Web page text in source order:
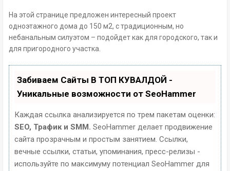
На этой странице предложен интересный проект
одноэтажного дома до 150 м2, с традиционным, но
небанальным силуэтом – подойдет как для городского, так и
для пригородного участка.
Забиваем Сайты В ТОП КУВАЛДОЙ -
Уникальные возможности от SeoHammer
Каждая ссылка анализируется по трем пакетам оценки:
SEO, Трафик и SMM. SeoHammer делает продвижение
сайта прозрачным и простым занятием. Ссылки,
вечные ссылки, статьи, упоминания, пресс-релизы -
используйте по максимуму потенциал SeoHammer для